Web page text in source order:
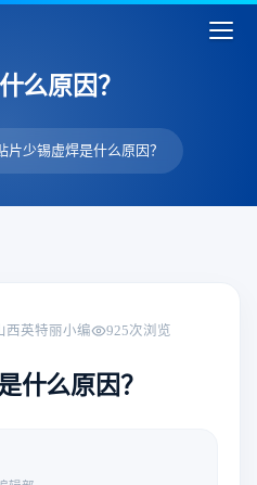
么原因？
片少锡虚焊是什么原因？
西英特丽小编 925次浏览
什么原因？